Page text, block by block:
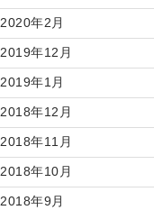
2020年2月
2019年12月
2019年1月
2018年12月
2018年11月
2018年10月
2018年9月